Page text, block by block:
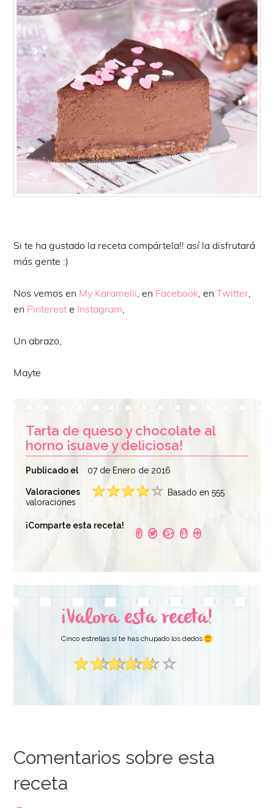
Si te ha gustado la receta compártela!! así la disfrutará
más gente :)
Nos vemos en My Karamelli , en Facebook , enTwitter
en Pinterest e Instagram
Un abrazo,
Mayte
Tarta de queso y chocolate al
horno ¡suave y deliciosa!
Publicado el 07 de Enero de 2016
Valoraciones
Basado en 555
valoraciones
¡Comparte esta receta!
¡Valora esta receta!
Cinco estrellas si te has chupado los dedos
Comentarios sobre esta
receta